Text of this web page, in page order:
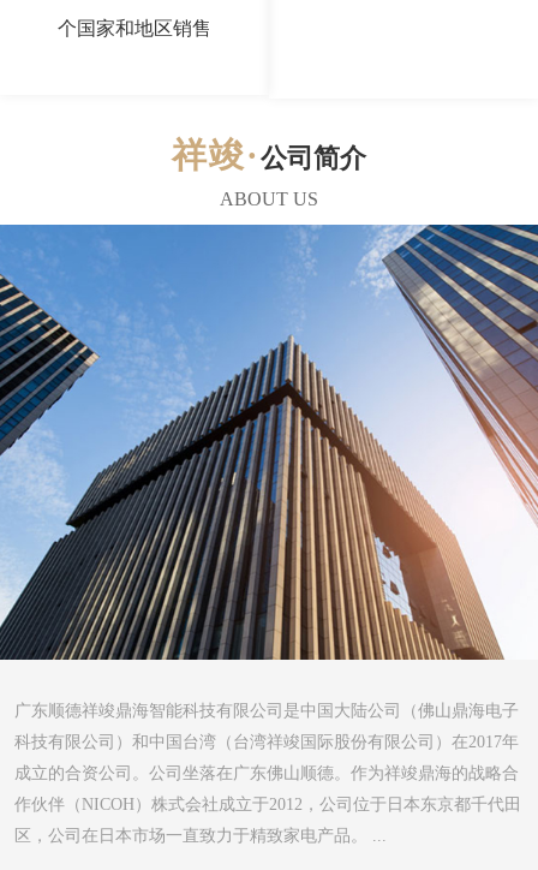
个国家和地区销售
公司简介
广东顺德祥竣鼎海智能科技有限公司是中国大陆公司（佛山鼎海电子
科技有限公司）和中国台湾（台湾祥竣国际股份有限公司）在2017年
成立的合资公司。公司坐落在广东佛山顺德。作为祥竣鼎海的战略合
作伙伴（NICOH）株式会社成立于2012，公司位于日本东京都千代田
区，公司在日本市场一直致力于精致家电产品。 ...